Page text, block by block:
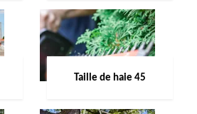
Taille de haie 45